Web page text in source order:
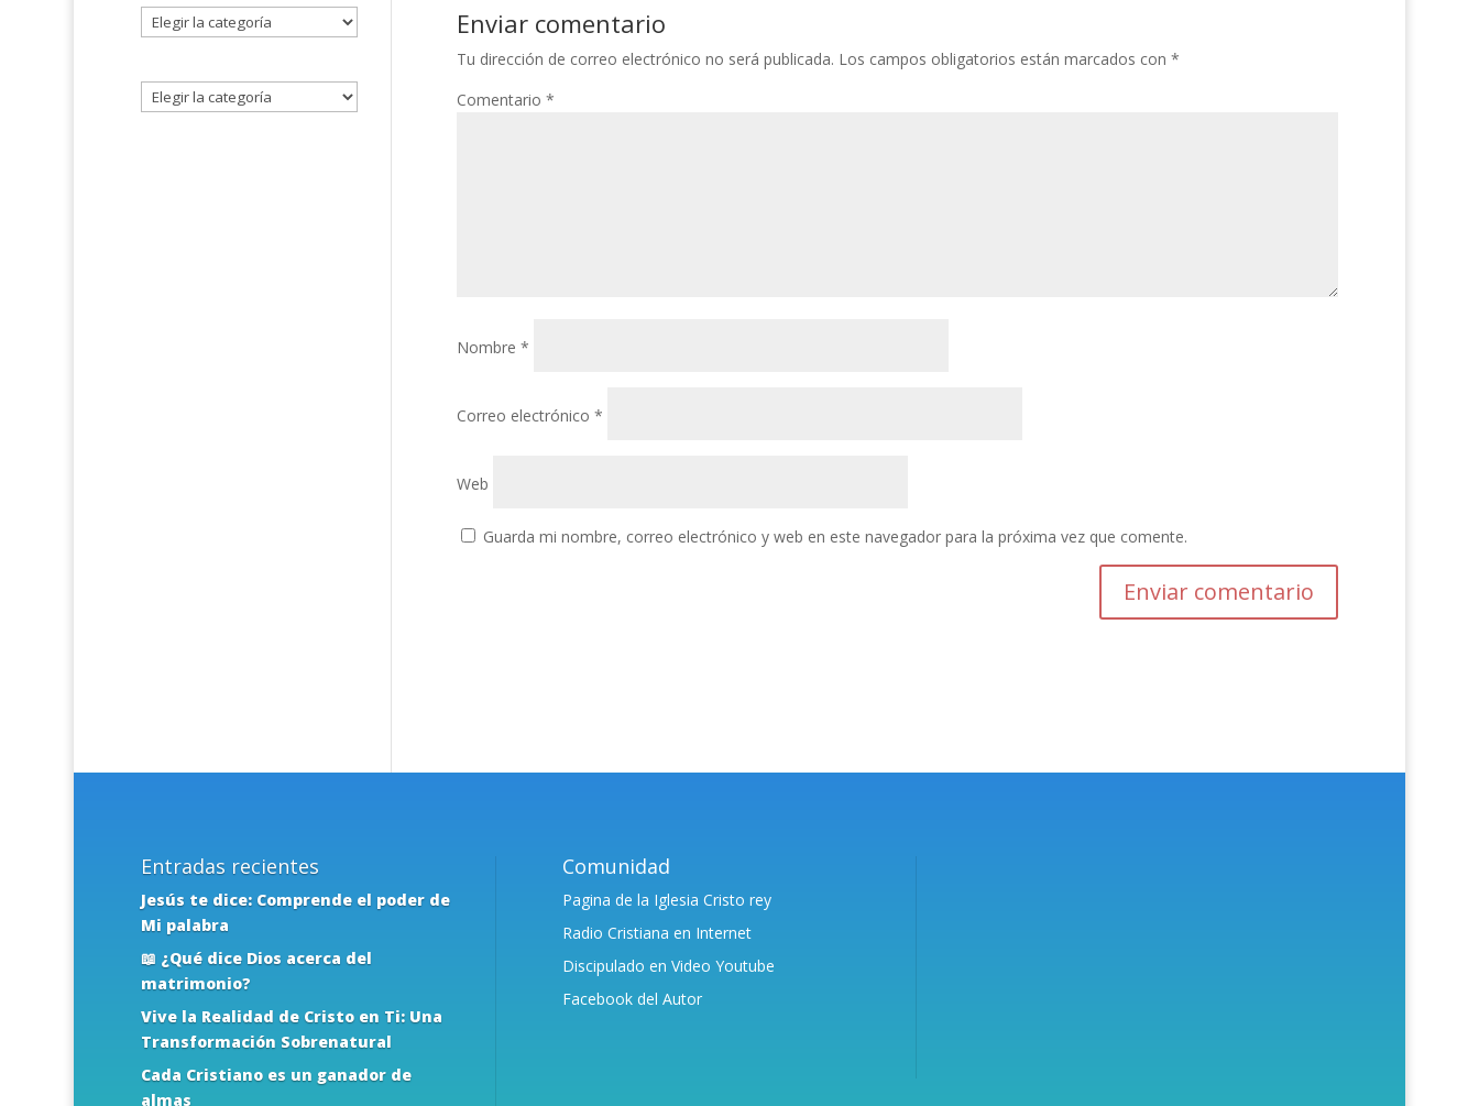
Enviar comentario
Tu dirección de correo electrónico no será publicada. Los campos obligatorios están marcados con *
Comentario *
Nombre *
Correo electrónico *
Web
Guarda mi nombre, correo electrónico y web en este navegador para la próxima vez que comente.
Seleccione
un
Entradas recientes
Jesús te dice: Comprende el poder de
Mi palabra
📖 ¿Qué dice Dios acerca del
matrimonio?
Vive la Realidad de Cristo en Ti: Una
Transformación Sobrenatural
Cada Cristiano es un ganador de
almas
Comunidad
Pagina de la Iglesia Cristo rey
Radio Cristiana en Internet
Discipulado en Video Youtube
Facebook del Autor